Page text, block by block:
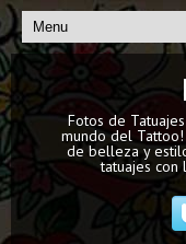
Fotos de
mundo del
de belleza y
tatuajes con